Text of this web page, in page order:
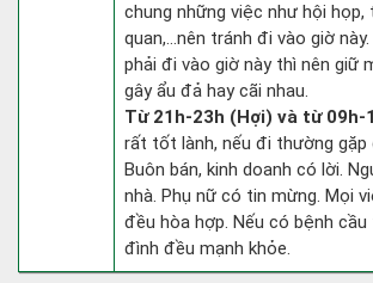
chung những việc như hội họp,
quan,…nên tránh đi vào giờ
phải đi vào giờ này thì nên giữ
gây ẩu đả hay cãi nhau.
Từ 21h-23h (Hợi) và từ 09h-
rất tốt lành, nếu đi thường gặp
Buôn bán, kinh doanh có lời.
nhà. Phụ nữ có tin mừng. Mọi
đều hòa hợp. Nếu có bệnh cầu
đình đều mạnh khỏe.